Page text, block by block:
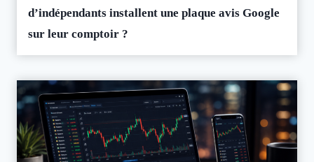
d’indépendants installent une plaque avis Google
sur leur comptoir ?